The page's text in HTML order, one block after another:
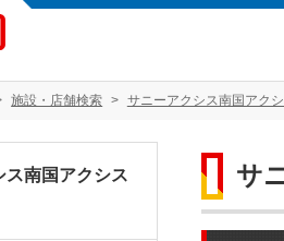
施設・店舗検索 サニーアクシス南国アク
サ
ス南国アクシス